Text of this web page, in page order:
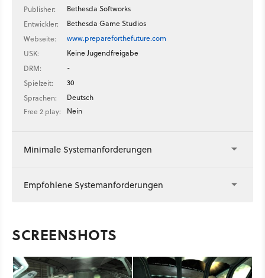
Publisher:
Bethesda Softworks
Entwickler:
Bethesda Game Studios
Webseite:
www.prepareforthefuture.com
USK:
Keine Jugendfreigabe
DRM:
-
Spielzeit:
30
Sprachen:
Deutsch
Free 2 play:
Nein
Minimale Systemanforderungen
Empfohlene Systemanforderungen
SCREENSHOTS